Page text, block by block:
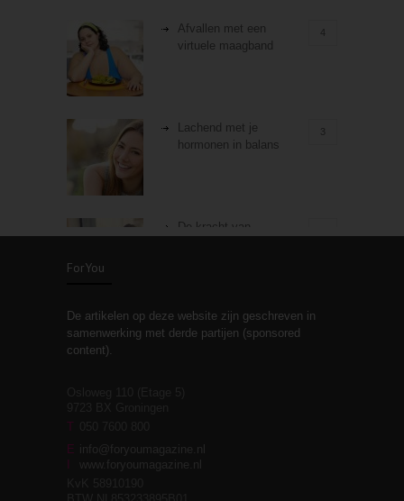
Afvallen met een
virtuele maagband
4
Lachend met je
hormonen in balans
3
De kracht van
Stiefouderschap en
relaties
moeite!
ForYou
De artikelen op deze website zijn geschreven in
samenwerking met derde partijen (sponsored
content).
T
E info@foryoumagazine.nl
www.foryoumagazine.nl